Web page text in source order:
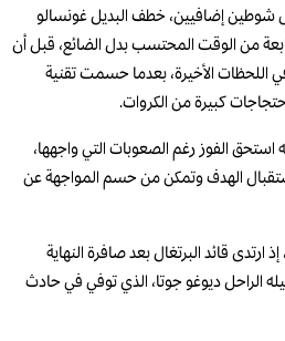
شوطين إضافيين، خطف البديل غونسالو
من الوقت المحتسب بدل الضائع، قبل أن
اللحظات الأخيرة، بعدما حسمت تقنية
كبيرة من الكروات.
استحق الفوز رغم الصعوبات التي واجهها،
الهدف وتمكن من حسم المواجهة عن
ارتدى قائد البرتغال بعد صافرة النهاية
21 تكريماً لزميله الراحل ديوغو جوتا، الذي توفي في حادث